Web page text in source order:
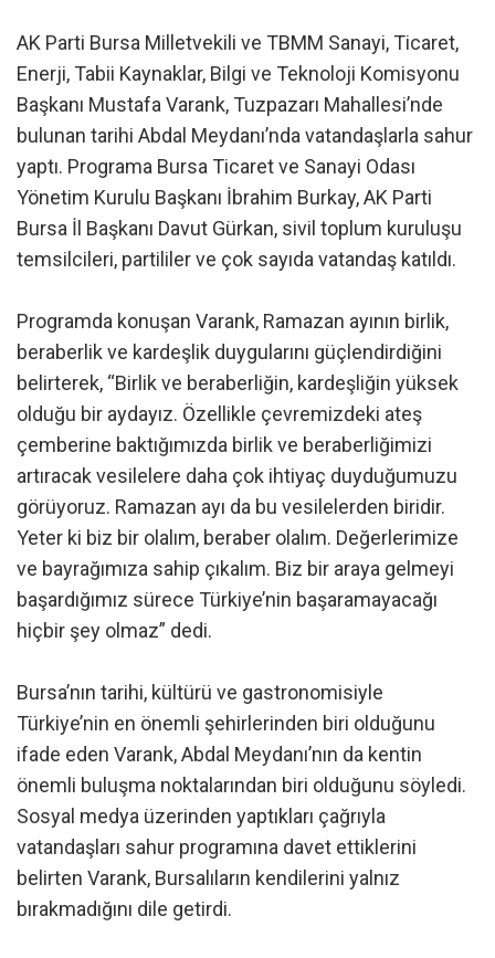
AK Parti Bursa Milletvekili ve TBMM Sanayi, Ticaret,
Enerji, Tabii Kaynaklar, Bilgi ve Teknoloji Komisyonu
Başkanı Mustafa Varank, Tuzpazarı Mahallesi’nde
bulunan tarihi Abdal Meydanı’nda vatandaşlarla sahur
yaptı. Programa Bursa Ticaret ve Sanayi Odası
Yönetim Kurulu Başkanı İbrahim Burkay, AK Parti
Bursa İl Başkanı Davut Gürkan, sivil toplum kuruluşu
temsilcileri, partililer ve çok sayıda vatandaş katıldı.
Programda konuşan Varank, Ramazan ayının birlik,
beraberlik ve kardeşlik duygularını güçlendirdiğini
belirterek, “Birlik ve beraberliğin, kardeşliğin yüksek
olduğu bir aydayız. Özellikle çevremizdeki ateş
çemberine baktığımızda birlik ve beraberliğimizi
artıracak vesilelere daha çok ihtiyaç duyduğumuzu
görüyoruz. Ramazan ayı da bu vesilelerden biridir.
Yeter ki biz bir olalım, beraber olalım. Değerlerimize
ve bayrağımıza sahip çıkalım. Biz bir araya gelmeyi
başardığımız sürece Türkiye’nin başaramayacağı
hiçbir şey olmaz” dedi.
Bursa’nın tarihi, kültürü ve gastronomisiyle
Türkiye’nin en önemli şehirlerinden biri olduğunu
ifade eden Varank, Abdal Meydanı’nın da kentin
önemli buluşma noktalarından biri olduğunu söyledi.
Sosyal medya üzerinden yaptıkları çağrıyla
vatandaşları sahur programına davet ettiklerini
belirten Varank, Bursalıların kendilerini yalnız
bırakmadığını dile getirdi.